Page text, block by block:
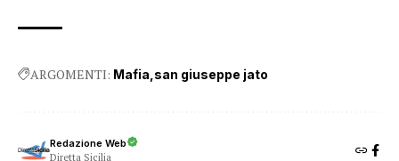
ARGOMENTI: Mafia san giuseppe jato
Redazione Web
Diretta Sicilia